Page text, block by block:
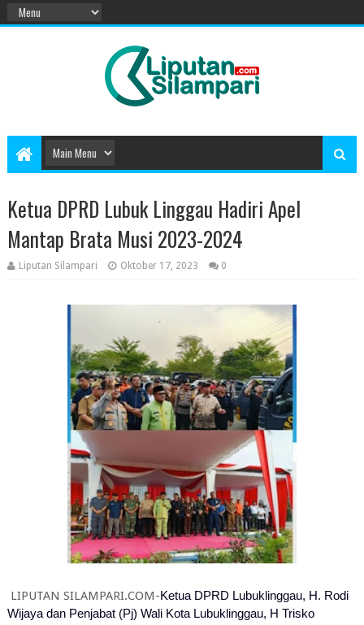
Ketua DPRD Lubuk Linggau Hadiri Apel
Mantap Brata Musi 2023-2024
Liputan Silampari Oktober 17, 2023 0
LIPUTAN SILAMPARI.COM-Ketua DPRD Lubuklinggau, H. Rodi
Wijaya dan Penjabat (Pj) Wali Kota Lubuklinggau, H Trisko